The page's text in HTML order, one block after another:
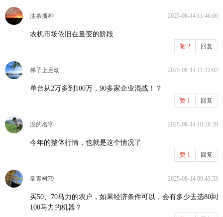
油条播种 2025-08-14 11:46:06
农机市场依旧在量变的阶段
赞 2 回复
梯子上启动 2025-08-14 11:22:02
单台从2万多到100万，90多家企业混战！？
赞 1 回复
没的名字 2025-08-14 10:26:28
今年的整体行情，也就是这个情况了
赞 1 回复
常青树79 2025-08-14 09:43:53
买50、70马力的农户，如果经济条件可以，会有多少去选80到
100马力的机器？